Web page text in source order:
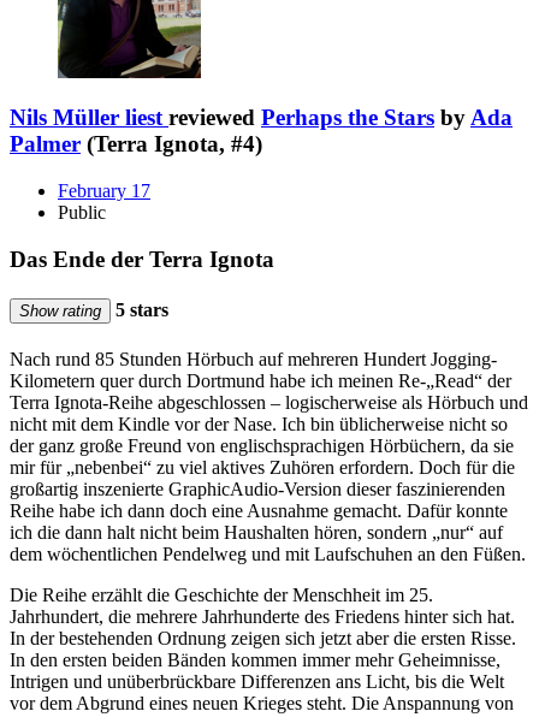
Nils Müller liest reviewed Perhaps the Stars byAda
Palmer (Terra Ignota, #4)
February 17
Public
Das Ende der Terra Ignota
Show rating 5 stars
Nach rund 85 Stunden Hörbuch auf mehreren Hundert Jogging-
Kilometern quer durch Dortmund habe ich meinen Re-„Read“ der
Terra Ignota-Reihe abgeschlossen – logischerweise als Hörbuch und
nicht mit dem Kindle vor der Nase. Ich bin üblicherweise nicht so
der ganz große Freund von englischsprachigen Hörbüchern, da sie
mir für „nebenbei“ zu viel aktives Zuhören erfordern. Doch für die
großartig inszenierte GraphicAudio-Version dieser faszinierenden
Reihe habe ich dann doch eine Ausnahme gemacht. Dafür konnte
ich die dann halt nicht beim Haushalten hören, sondern „nur“ auf
dem wöchentlichen Pendelweg und mit Laufschuhen an den Füßen.
Die Reihe erzählt die Geschichte der Menschheit im 25.
Jahrhundert, die mehrere Jahrhunderte des Friedens hinter sich hat.
In der bestehenden Ordnung zeigen sich jetzt aber die ersten Risse.
In den ersten beiden Bänden kommen immer mehr Geheimnisse,
Intrigen und unüberbrückbare Differenzen ans Licht, bis die Welt
vor dem Abgrund eines neuen Krieges steht. Die Anspannung von